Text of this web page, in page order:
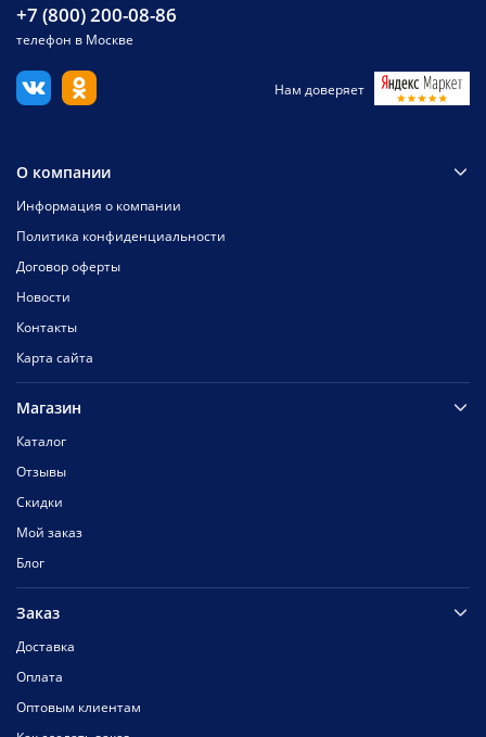
+7 (800) 200-08-86
телефон в Москве
Нам доверяет
О компании
Информация о компании
Политика конфиденциальности
Договор оферты
Новости
Контакты
Карта сайта
Магазин
Каталог
Отзывы
Скидки
Мой заказ
Блог
Заказ
Доставка
Оплата
Оптовым клиентам